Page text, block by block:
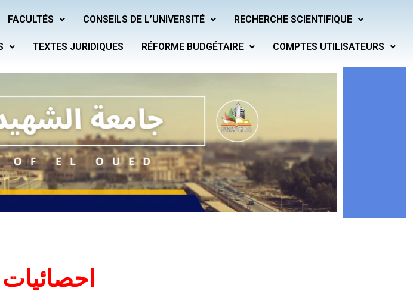
FACULTÉS CONSEILS DE L’UNIVERSITÉ RECHERCHE SCIENTIFIQUE
TEXTES JURIDIQUES RÉFORME BUDGÉTAIRE COMPTES UTILISATEURS